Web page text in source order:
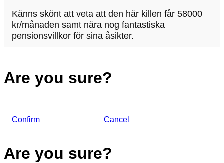
Känns skönt att veta att den här killen får 58000
kr/månaden samt nära nog fantastiska
pensionsvillkor för sina åsikter.
Are you sure?
Confirm Cancel
Are you sure?